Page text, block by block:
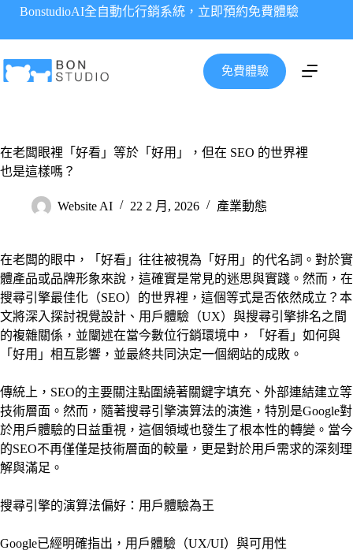
要
內
BonstudioAI全自動化行銷系統，立即預約免費體驗
免費體驗
在老闆眼裡「好看」等於「好用」，但在 SEO 的世界裡
也是這樣嗎？
Website AI 22 2 月, 2026 產業動態
在老闆的眼中，「好看」往往被視為「好用」的代名詞。對於實
體產品或品牌形象來說，這確實是常見的迷思與實踐。然而，在
搜尋引擎最佳化（SEO）的世界裡，這個等式是否依然成立？本
文將深入探討視覺設計、用戶體驗（UX）與搜尋引擎排名之間
的複雜關係，並闡述在當今數位行銷環境中，「好看」如何與
「好用」相互影響，並最終共同決定一個網站的成敗。
傳統上，SEO的主要關注點圍繞著關鍵字填充、外部連結建立等
技術層面。然而，隨著搜尋引擎演算法的演進，特別是Google對
於用戶體驗的日益重視，這個領域也發生了根本性的轉變。當今
的SEO不再僅僅是技術層面的較量，更是對於用戶需求的深刻理
解與滿足。
搜尋引擎的演算法偏好：用戶體驗為王
Google已經明確指出，用戶體驗（UX/UI）與可用性